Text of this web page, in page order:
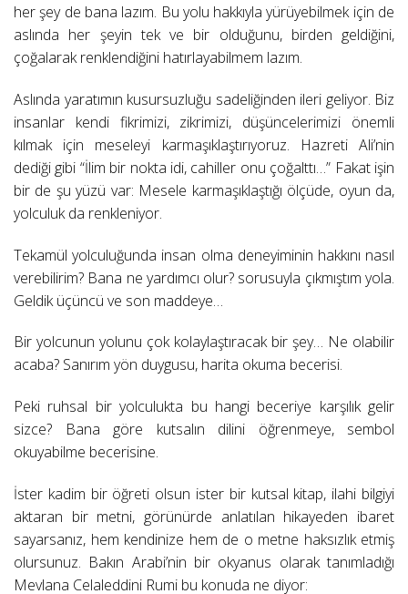
her şey de bana lazım. Bu yolu hakkıyla yürüyebilmek için de
aslında her şeyin tek ve bir olduğunu, birden geldiğini,
çoğalarak renklendiğini hatırlayabilmem lazım.
Aslında yaratımın kusursuzluğu sadeliğinden ileri geliyor. Biz
insanlar kendi fikrimizi, zikrimizi, düşüncelerimizi önemli
kılmak için meseleyi karmaşıklaştırıyoruz. Hazreti Ali’nin
dediği gibi “İlim bir nokta idi, cahiller onu çoğalttı…” Fakat işin
bir de şu yüzü var: Mesele karmaşıklaştığı ölçüde, oyun da,
yolculuk da renkleniyor.
Tekamül yolculuğunda insan olma deneyiminin hakkını nasıl
verebilirim? Bana ne yardımcı olur? sorusuyla çıkmıştım yola.
Geldik üçüncü ve son maddeye…
Bir yolcunun yolunu çok kolaylaştıracak bir şey… Ne olabilir
acaba? Sanırım yön duygusu, harita okuma becerisi.
Peki ruhsal bir yolculukta bu hangi beceriye karşılık gelir
sizce? Bana göre kutsalın dilini öğrenmeye, sembol
okuyabilme becerisine.
İster kadim bir öğreti olsun ister bir kutsal kitap, ilahi bilgiyi
aktaran bir metni, görünürde anlatılan hikayeden ibaret
sayarsanız, hem kendinize hem de o metne haksızlık etmiş
olursunuz. Bakın Arabi’nin bir okyanus olarak tanımladığı
Mevlana Celaleddini Rumi bu konuda ne diyor: